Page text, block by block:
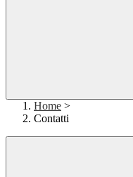
Home >
Contatti